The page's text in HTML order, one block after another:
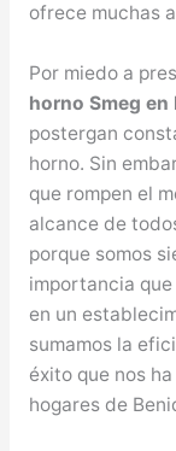
ofrece muchas
Por miedo a
horno Smeg en
postergan
horno. Sin
que rompen el
alcance de
porque somos
importancia
en un
sumamos la
éxito que nos
hogares de